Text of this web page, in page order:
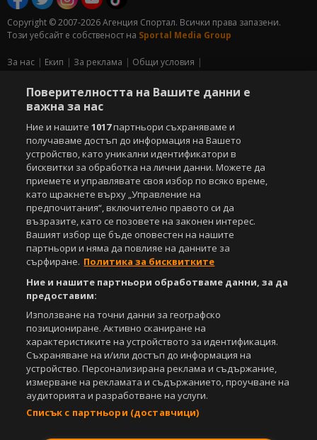
Copyright © 2007-2026 Агенция Спортал. Всички права запазени.
Този уебсайт е собственост на Sportal Media Group
За нас Екип За рекламa
Общи условия
Управление на предпочитания
Съдържанието на този уеб сайт и технологиите, използвани в него, са
под закрила на Закона за авторското право и сродните му права.
Всички статии, репортажи, интервюта и други текстови, графични и
видео материали, публикувани в сайта, са собственост на Агенция
Спортал, освен ако изрично е посочено друго. Допуска се
публикуване на текстови материали само след писмено съгласие на
Агенция Спортал, посочване на източника и добавяне на линк към
www.sportal.bg. Използването на графични и видео материали,
публикувани в сайта, е строго забранено. Нарушителите ще бъдат
санкционирани с цялата строгост на закона.
СвалиБЕЗПЛАТНОТОприложение за:
Поверителността на Вашите данни е
важна за нас
Ние и нашите1017партньори съхраняваме и
получаваме достъп до информация на Вашето
устройство, като уникални идентификатори в
бисквитки за обработка на лични данни. Можете да
приемете и управлявате своя избор по всяко време,
като щракнете върху „Управление на
предпочитания“, включително правото си да
възразите, като се позовете на законен интерес.
Вашият избор ще бъде оповестен на нашите
партньори и няма да повлияе на данните за
сърфиране. Политика за бисквитките
Ние и нашите партньори обработваме данни, за да
предоставим:
Използване на точни данни за географско
позициониране. Активно сканиране на
характеристиките на устройството за идентификация.
Съхраняване на и/или достъп до информация на
устройство. Персонализирана реклама и съдържание,
измерване на рекламата и съдържанието, проучване на
аудиторията и разработване на услуги.
Списък с партньори (доставчици)